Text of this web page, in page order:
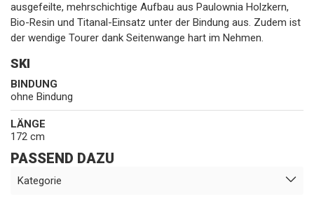
ausgefeilte, mehrschichtige Aufbau aus Paulownia Holzkern,
Bio-Resin und Titanal-Einsatz unter der Bindung aus. Zudem ist
der wendige Tourer dank Seitenwange hart im Nehmen.
SKI
BINDUNG
ohne Bindung
LÄNGE
172 cm
PASSEND DAZU
Kategorie